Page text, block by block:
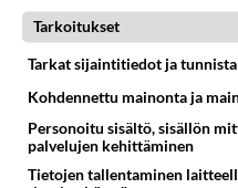
Anonyymi00072
2026-07-07 15:31:06
Tarkoitukset
Tarkat sijaintitiedot ja
Kohdennettu mainonta ja
Personoitu sisältö, sisällön
palvelujen kehittäminen
Tietojen tallentaminen